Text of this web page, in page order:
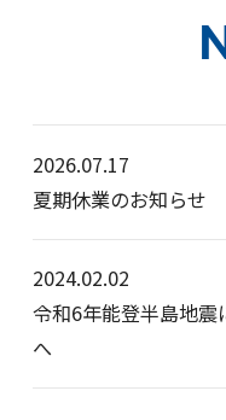
2026.07.17
夏期休業のお知らせ
2024.02.02
令和6年能登半島地震
へ